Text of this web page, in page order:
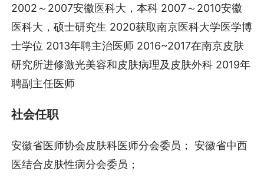
2002～2007安徽医科大，本科 2007～2010安徽
医科大，硕士研究生 2020获取南京医科大学医学博
士学位 2013年聘主治医师 2016~2017在南京皮肤
研究所进修激光美容和皮肤病理及皮肤外科 2019年
聘副主任医师
社会任职
安徽省医师协会皮肤科医师分会委员； 安徽省中西
医结合皮肤性病分会委员；